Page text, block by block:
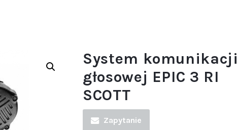
System komunikacji
głosowej EPIC 3 RI
SCOTT
Zapytanie